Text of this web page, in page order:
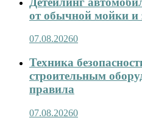
от обычной мойки и
07.08.20260
Техника
строительным
правила
07.08.20260